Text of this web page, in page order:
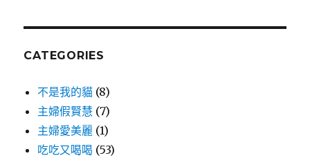
CATEGORIES
不是我的貓 (8)
主婦假賢慧 (7)
主婦愛美麗 (1)
吃吃又喝喝 (53)